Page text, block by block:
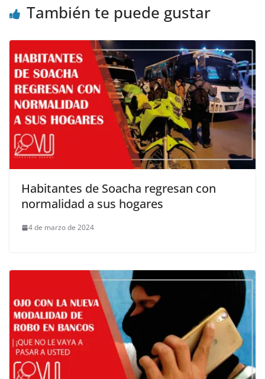
También te puede gustar
Habitantes de Soacha regresan con
normalidad a sus hogares
4 de marzo de 2024